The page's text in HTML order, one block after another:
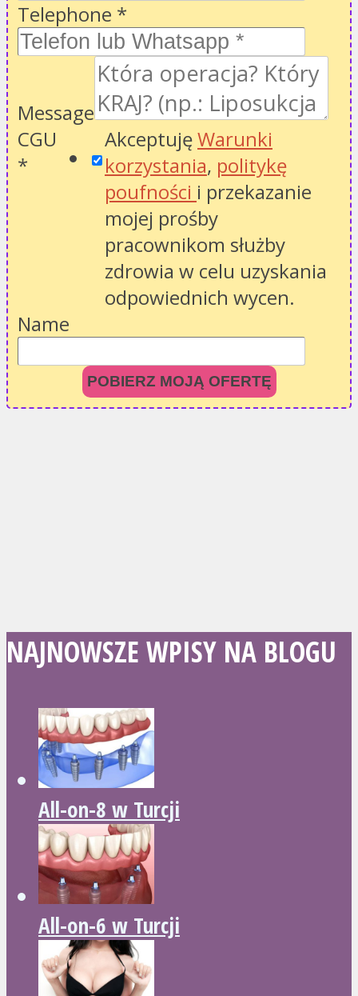
Telephone *
Message
CGU
*
AkceptujęWarunki
korzystania, politykę
poufności i przekazanie
mojej prośby
pracownikom służby
zdrowia w celu uzyskania
odpowiednich wycen.
Name
POBIERZ MOJĄ OFERTĘ
NAJNOWSZE WPISY NA BLOGU
All-on-8 w Turcji
All-on-6 w Turcji